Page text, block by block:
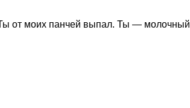
от моих панчей выпал. Ты —